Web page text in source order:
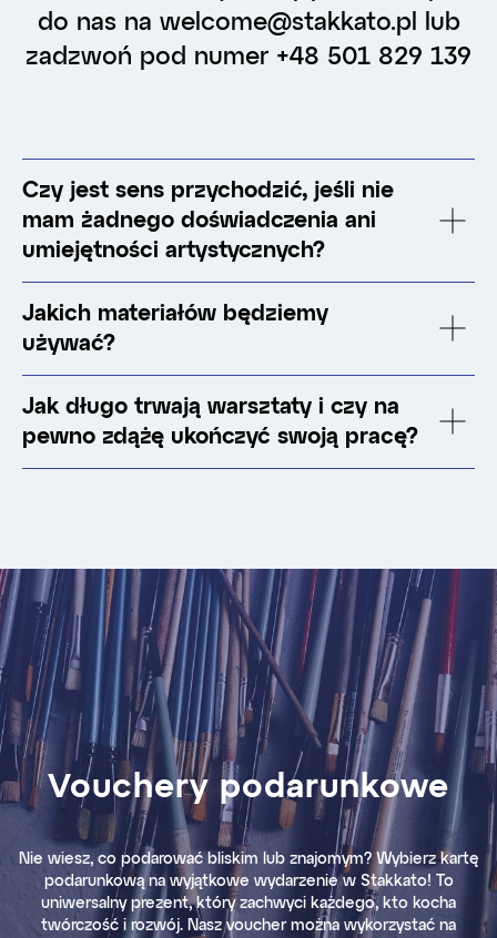
do nas na welcome@stakkato.pl lub
zadzwoń pod numer +48 501 829 139
Czy jest sens przychodzić, jeśli nie
mam żadnego doświadczenia ani
umiejętności artystycznych?
Jakich materiałów będziemy
używać?
Jak długo trwają warsztaty i czy na
pewno zdążę ukończyć swoją pracę?
Vouchery podarunkowe
Nie wiesz, co podarować bliskim lub znajomym? Wybierz kartę
podarunkową na wyjątkowe wydarzenie w Stakkato! To
uniwersalny prezent, który zachwyci każdego, kto kocha
twórczość i rozwój. Nasz voucher można wykorzystać na